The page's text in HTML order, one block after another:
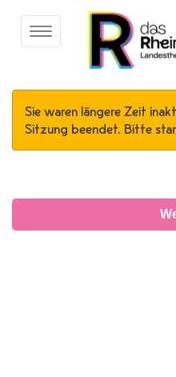
Sie waren längere Zeit
Sitzung beendet. Bitte